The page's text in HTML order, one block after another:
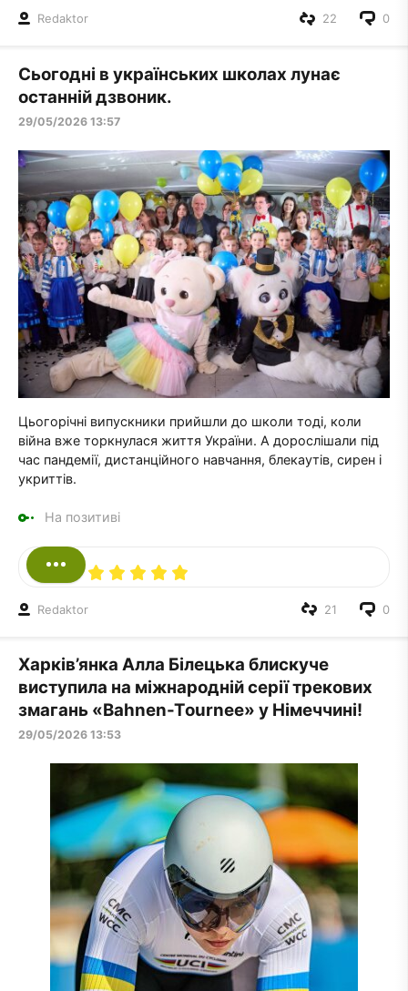
Redaktor 0
22
Сьогодні в українських школах лунає
останній дзвоник.
29/05/2026 13:57
Цьогорічні випускники прийшли до школи тоді, коли
війна вже торкнулася життя України. А дорослішали під
час пандемії, дистанційного навчання, блекаутів, сирен і
укриттів.
На позитиві
Redaktor 0
21
Харків’янка Алла Білецька блискуче
виступила на міжнародній серії трекових
змагань «Bahnen-Tournee» у Німеччині!
29/05/2026 13:53